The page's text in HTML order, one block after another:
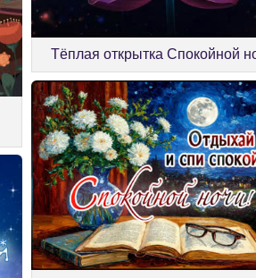
Тёплая открытка Спокойной